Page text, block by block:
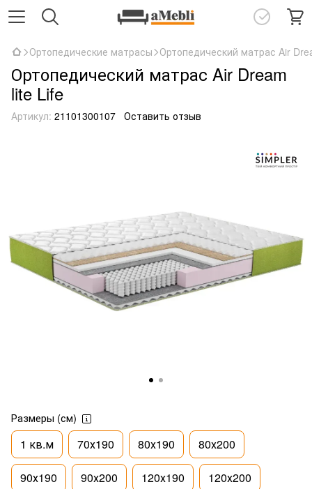
Ортопедические матрасы Ортопедический матрас Air
Ортопедический матрас Air Dream
lite Life
Артикул: 21101300107 Оставить отзыв
Размеры (см)
1 кв.м 70х190 80х190 80х200
90х190 90х200 120х190 120х200